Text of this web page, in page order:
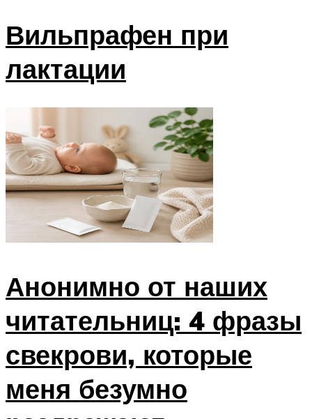
Вильпрафен при
лактации
Анонимно от наших
читательниц: 4 фразы
свекрови, которые
меня безумно